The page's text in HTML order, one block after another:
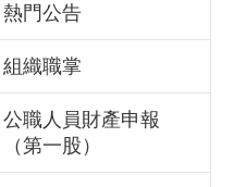
熱門公告
組織職掌
公職人員財產申報
（第一股）